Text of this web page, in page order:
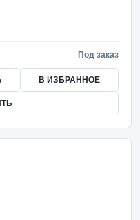
Под заказ
В ИЗБРАННОЕ